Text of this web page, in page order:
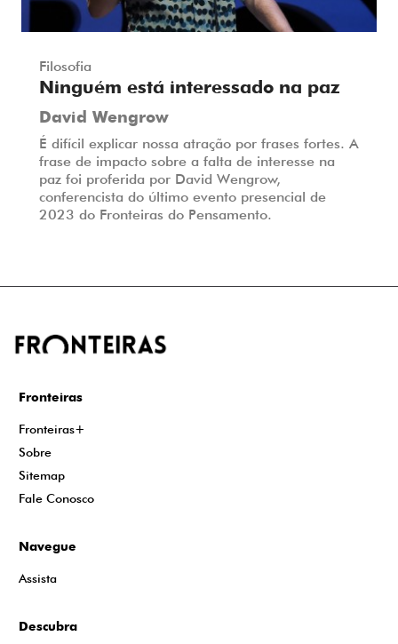
Filosofia
Ninguém está interessado na paz
David Wengrow
É difícil explicar nossa atração por frases fortes. A
frase de impacto sobre a falta de interesse na
paz foi proferida por David Wengrow,
conferencista do último evento presencial de
2023 do Fronteiras do Pensamento.
Fronteiras
Fronteiras+
Sobre
Sitemap
Fale Conosco
Navegue
Assista
Descubra